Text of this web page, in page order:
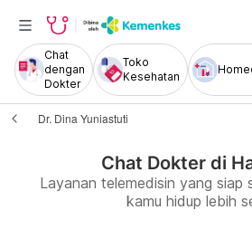
Chat
dengan
Dokter
Toko
Kesehatan
Dr. Dina Yuniastuti
Chat Dokter di
Layanan telemedisin yang siap
kamu hidup lebih